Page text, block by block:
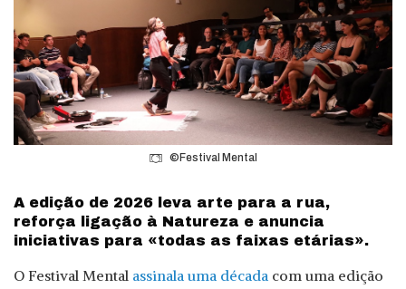
©Festival Mental
A edição de 2026 leva arte para a rua,
reforça ligação à Natureza e anuncia
iniciativas para «todas as faixas etárias».
O Festival Mental assinala uma década com uma edição